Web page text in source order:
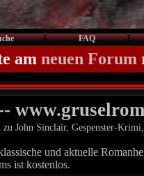
FAQ
am neuen Forum
zu John Sinclair, Gespenster-
und aktuelle
ist kostenlos.